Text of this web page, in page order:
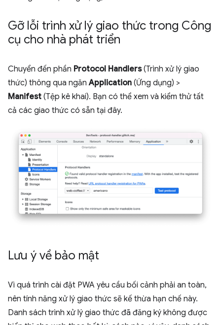
Gỡ lỗi trình xử lý giao thức trong Công
cụ cho nhà phát triển
Chuyển đến phần Protocol Handlers(Trình xử lý giao
thức) thông qua ngănApplication (Ứng dụng) >
Manifest (Tệp kê khai). Bạn có thể xem và kiểm thử tất
cả các giao thức có sẵn tại đây.
Lưu ý về bảo mật
Vì quá trình cài đặt PWA yêu cầu bối cảnh phải an toàn,
nên tính năng xử lý giao thức sẽ kế thừa hạn chế này.
Danh sách trình xử lý giao thức đã đăng ký không được